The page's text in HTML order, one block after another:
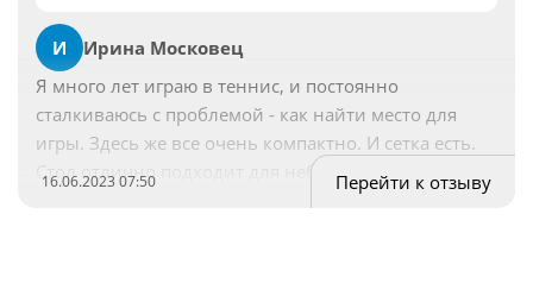
И
Ирина Московец
Я много лет играю в теннис, и постоянно
сталкиваюсь с проблемой - как найти место для
игры. Здесь же все очень компактно. И сетка есть.
Стол отлично подходит для небольшого
помещения. Достоинства: Компактный. Легко
16.06.2023 07:50 Перейти к отзыву